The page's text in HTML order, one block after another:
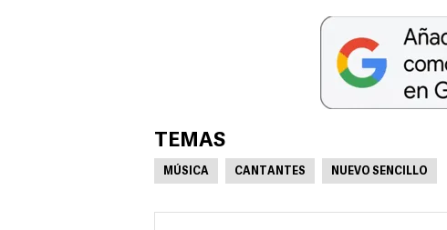
TEMAS
MÚSICA CANTANTES NUEVO SENCILLO